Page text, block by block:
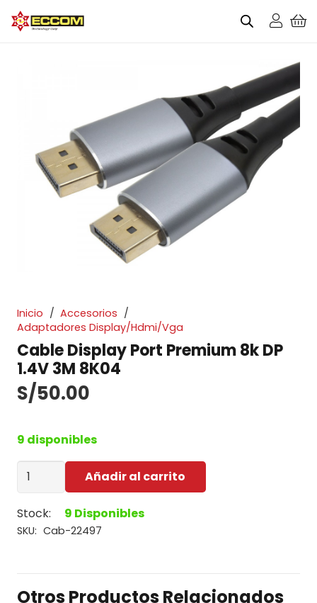
Inicio / Accesorios /
Adaptadores Display/Hdmi/Vga
Cable Display Port Premium 8k DP
1.4V 3M 8K04
S/50.00
9 disponibles
Cable
Premium
3M
Añadir al carrito
Stock: 9 Disponibles
SKU: Cab-22497
Otros Productos Relacionados